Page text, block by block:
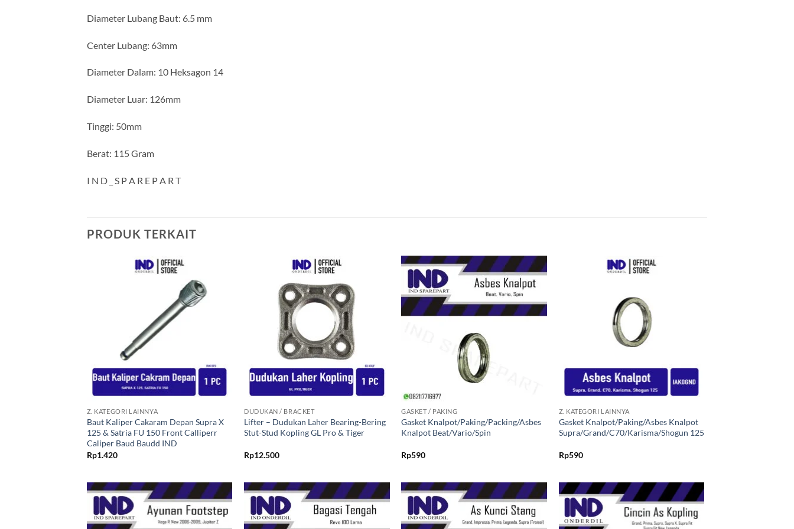
Diameter Lubang Baut: 6.5 mm
Center Lubang: 63mm
Diameter Dalam: 10 Heksagon 14
Diameter Luar: 126mm
Tinggi: 50mm
Berat: 115 Gram
I N D _ S P A R E P A R T
PRODUK TERKAIT
Tambahkan
ke Wishlist
Z. KATEGORI LAINNYA
Baut Kaliper Cakaram Depan Supra X
125 & Satria FU 150 Front Calliperr
Caliper Baud Baudd IND
Rp1.420
Tambahkan
ke Wishlist
DUDUKAN / BRACKET
Lifter – Dudukan Laher Bearing-Bering
Stut-Stud Kopling GL Pro & Tiger
Rp12.500
Tambahkan
ke Wishlist
GASKET / PAKING
Gasket Knalpot/Paking/Packing/Asbes
Knalpot Beat/Vario/Spin
Rp590
+
Z. KATEGORI LAINNYA
Gasket Knalpot/Paking/Asbes Knalpot
Supra/Grand/C70/Karisma/Shogun 125
Rp590
Tambahkan
ke Wishlist
Tambahkan
ke Wishlist
Tambahkan
ke Wishlist
Tambahkan
ke Wishlist